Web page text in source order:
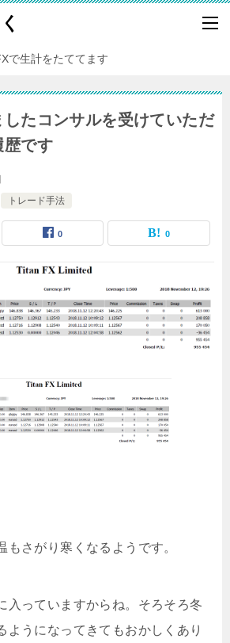
で生計をたててます
たコンサルを受けていただ
歴です
トレード手法
0 0
もさがり寒くなるようです。
入っていますからね。そろそろ冬
ようになってきてもおかしくあり